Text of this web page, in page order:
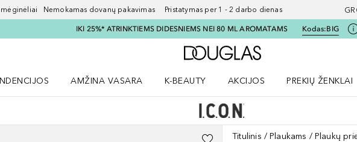
Nemokamas dovanų pakavimas Pristatymas per 1 - 2 darbo dienas
IKI 25%* ATRINKTIEMS DIDESNIEMS NEI 80 ML AROMATAMS Kodas:BIG
Į Douglas pagrindinį
AMŽINA VASARA
K-BEAUTY
AKCIJOS
PREKIŲ ŽENKLAI
Titulinis Plaukams Plaukų